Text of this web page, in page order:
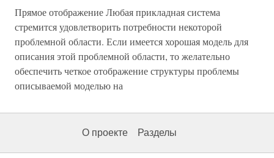
Прямое отображение Любая прикладная система
стремится удовлетворить потребности некоторой
проблемной области. Если имеется хорошая модель для
описания этой проблемной области, то желательно
обеспечить четкое отображение структуры проблемы
описываемой моделью на
О проекте Разделы